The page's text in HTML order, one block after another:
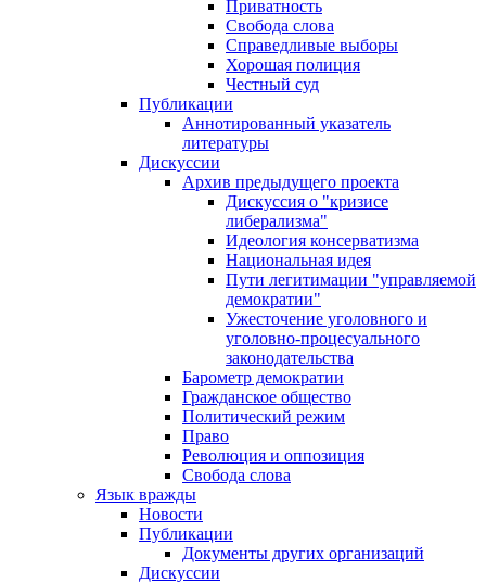
Приватность
Свобода слова
Справедливые выборы
Хорошая полиция
Честный суд
Публикации
Аннотированный указатель
литературы
Дискуссии
Архив предыдущего проекта
Дискуссия о "кризисе
либерализма"
Идеология консерватизма
Национальная идея
Пути легитимации "управляемой
демократии"
Ужесточение уголовного и
уголовно-процесуального
законодательства
Барометр демократии
Гражданское общество
Политический режим
Право
Революция и оппозиция
Свобода слова
Язык вражды
Новости
Публикации
Документы других организаций
Дискуссии